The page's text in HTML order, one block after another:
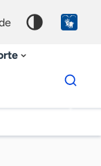
Dados
para
chave